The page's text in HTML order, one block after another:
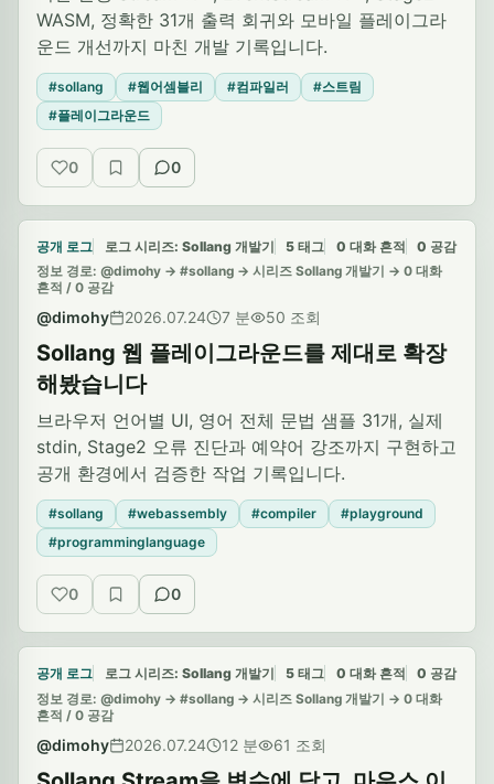
WASM, 정확한 31개 출력 회귀와 모바일 플레이그라
운드 개선까지 마친 개발 기록입니다.
#sollang #웹어셈블리 #컴파일러
#스트림
#플레이그라운드
0
공감 저장 0
대화 흔적
공개 로그 로그 시리즈: Sollang 개발기 5 태그 0 대화 흔적 0 공감
정보 경로: @dimohy -> #sollang -> 시리즈 Sollang 개발기 -> 0 대화
흔적 / 0 공감
@dimohy 2026.07.24 7 분 50 조회
Sollang 웹 플레이그라운드를 제대로 확장
해봤습니다
브라우저 언어별 UI, 영어 전체 문법 샘플 31개, 실제
stdin, Stage2 오류 진단과 예약어 강조까지 구현하고
공개 환경에서 검증한 작업 기록입니다.
#sollang #webassembly #compiler
#playground
#programminglanguage
0
공감 저장 0
대화 흔적
공개 로그 로그 시리즈: Sollang 개발기 5 태그 0 대화 흔적 0 공감
정보 경로: @dimohy -> #sollang -> 시리즈 Sollang 개발기 -> 0 대화
흔적 / 0 공감
@dimohy 2026.07.24 12 분 61 조회